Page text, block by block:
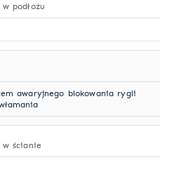
podłożu
awaryjnego blokowania rygli
ścianie